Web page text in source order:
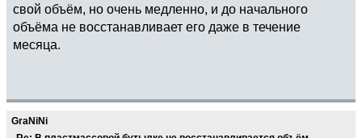
свой объём, но очень медленно, и до начального
объёма не восстанавливает его даже в течение
месяца.
GraNiNi